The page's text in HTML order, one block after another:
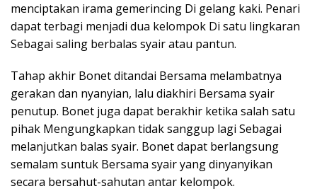
menciptakan irama gemerincing Di gelang kaki. Penari
dapat terbagi menjadi dua kelompok Di satu lingkaran
Sebagai saling berbalas syair atau pantun.
Tahap akhir Bonet ditandai Bersama melambatnya
gerakan dan nyanyian, lalu diakhiri Bersama syair
penutup. Bonet juga dapat berakhir ketika salah satu
pihak Mengungkapkan tidak sanggup lagi Sebagai
melanjutkan balas syair. Bonet dapat berlangsung
semalam suntuk Bersama syair yang dinyanyikan
secara bersahut-sahutan antar kelompok.